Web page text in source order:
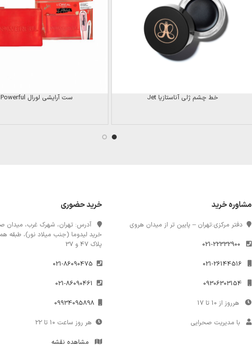
خط چشم ژلی آناستازیا Jet ست آرایشی لورال Powerful
مشاوره خرید
دفتر مرکزی:تهران – پایین تر از میدان هروی
021-22332900
021-26144516
هرروز از 10 تا 17
با مدیریت صحرایی
خرید حضوری
آدرس: تهران، شهرک غرب، میدان
خرید لیدوما (جنب میلاد نور)، طبقه
پلاک 47 و 37
هر روز ساعت 10 تا 22
مشاهده نقشه